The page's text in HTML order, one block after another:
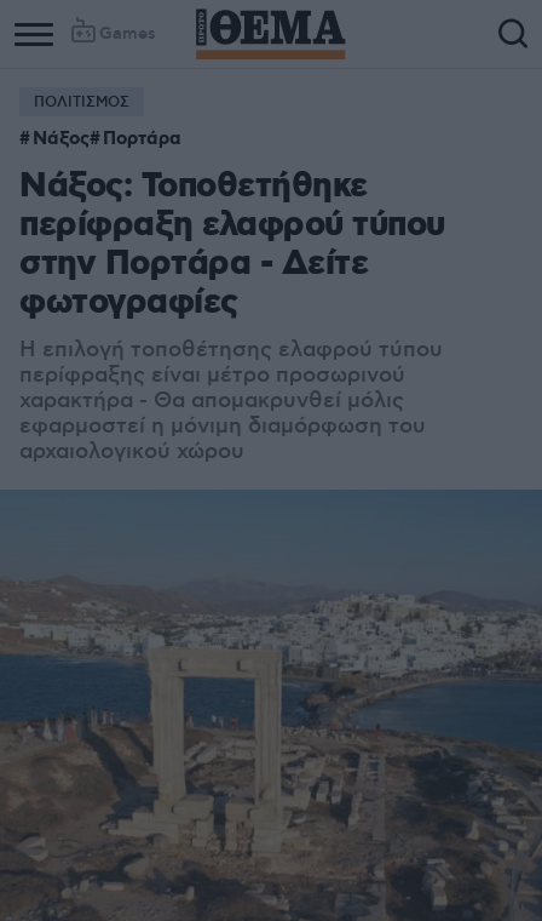
Games
ΠΟΛΙΤΙΣΜΟΣ
Νάξος Πορτάρα
Νάξος: Τοποθετήθηκε
περίφραξη ελαφρού τύπου
στην Πορτάρα - Δείτε
φωτογραφίες
Η επιλογή τοποθέτησης ελαφρού τύπου
περίφραξης είναι μέτρο προσωρινού
χαρακτήρα - Θα απομακρυνθεί μόλις
εφαρμοστεί η μόνιμη διαμόρφωση του
αρχαιολογικού χώρου